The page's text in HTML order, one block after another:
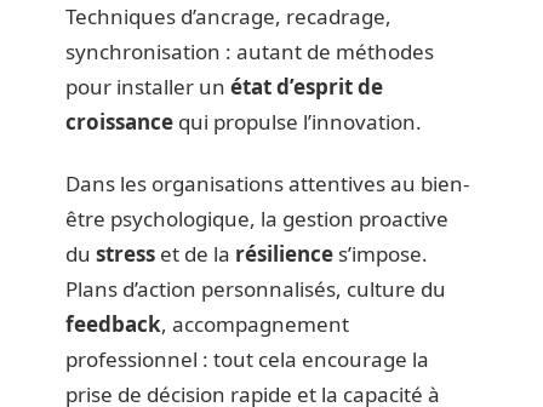
Techniques d’ancrage, recadrage,
synchronisation : autant de méthodes
pour installer un état d’esprit de
croissance qui propulse l’innovation.
Dans les organisations attentives au bien-
être psychologique, la gestion proactive
du stress et de la résilience s’impose.
Plans d’action personnalisés, culture du
feedback, accompagnement
professionnel : tout cela encourage la
prise de décision rapide et la capacité à